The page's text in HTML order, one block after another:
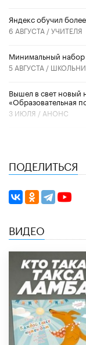
​Яндекс обучил
6 АВГУСТА /УЧИТЕЛЯ
Минимальный
5 АВГУСТА /
Вышел в свет новый
«Образовательная
3 ИЮЛЯ / АНОНС
ПОДЕЛИТЬСЯ
ВИДЕО